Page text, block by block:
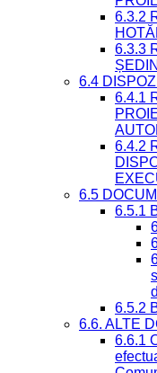
6.3.2
6.3.3
6.4
6.4.1
6.4.2
6.5
6.5.1
6.5.2
6.6. ALTE
6.6.1